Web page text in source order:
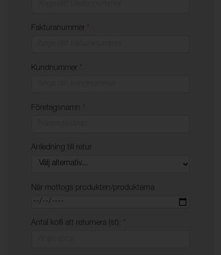
Fakturanummer *
Kundnummer *
Företagsnamn *
Anledning till retur
När mottogs produkten/produkterna
Antal kolli att returnera (st): *